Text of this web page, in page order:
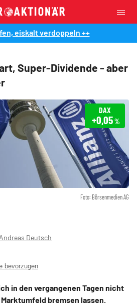
eiskalt verdoppeln ++
Super-Dividende - aber
Foto: Börsenmedien AG
DAX
+0,05%
Andreas Deutsch
bevorzugen
in den vergangenen Tagen nicht
bremsen lassen.